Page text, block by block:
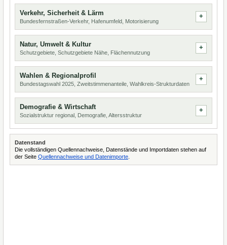
Verkehr, Sicherheit & Lärm
Bundesfernstraßen-Verkehr, Hafenumfeld, Motorisierung
Natur, Umwelt & Kultur
Schutzgebiete, Schutzgebiete Nähe, Flächennutzung
Wahlen & Regionalprofil
Bundestagswahl 2025, Zweitstimmenanteile, Wahlkreis-Strukturdaten
Demografie & Wirtschaft
Sozialstruktur regional, Demografie, Altersstruktur
Datenstand
Die vollständigen Quellennachweise, Datenstände und Importdaten stehen auf
der Seite Quellennachweise und Datenimporte